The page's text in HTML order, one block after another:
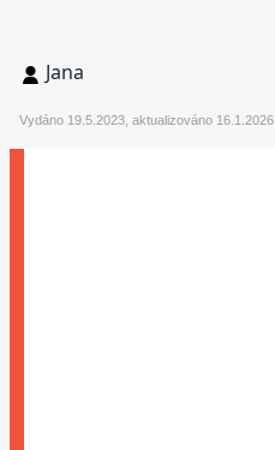
Jana
Vydáno 19.5.2023, aktualizováno 16.1.2026